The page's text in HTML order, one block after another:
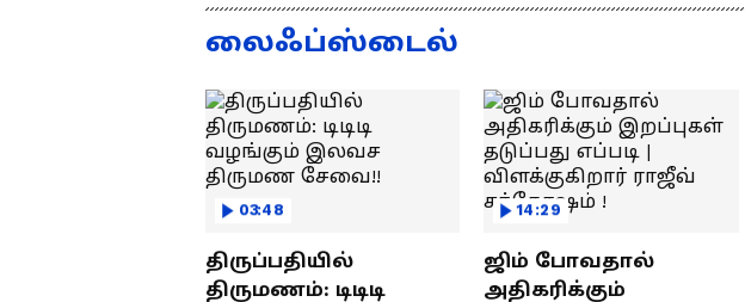
லைஃப்ஸ்டைல்
03:48
திருப்பதியில்
திருமணம்: டிடிடி
14:29
ஜிம் போவதால்
அதிகரிக்கும்